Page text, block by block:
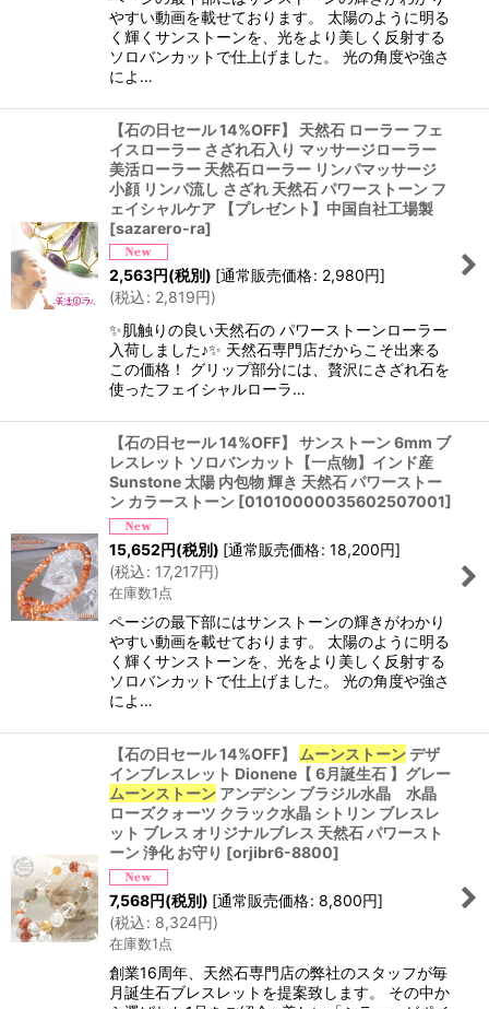
やすい動画を載せております。 太陽のように明る
く輝くサンストーンを、光をより美しく反射する
ソロバンカットで仕上げました。 光の角度や強さ
によ…
【石の日セール 14%OFF】 天然石 ローラー フェ
イスローラー さざれ石入り マッサージローラー
美活ローラー 天然石ローラー リンパマッサージ
小顔 リンパ流し さざれ 天然石 パワーストーン フ
ェイシャルケア 【プレゼント】中国自社工場製
[sazarero-ra]
2,563円(税別) [通常販売価格: 2,980円]
(税込: 2,819円)
✨肌触りの良い天然石の パワーストーンローラー
入荷しました♪✨ 天然石専門店だからこそ出来る
この価格！ グリップ部分には、贅沢にさざれ石を
使ったフェイシャルローラ…
【石の日セール 14%OFF】 サンストーン 6mm ブ
レスレット ソロバンカット【一点物】インド産
Sunstone 太陽 内包物 輝き 天然石 パワーストー
ン カラーストーン [01010000035602507001]
15,652円(税別) [通常販売価格: 18,200円]
(税込: 17,217円)
在庫数1点
ページの最下部にはサンストーンの輝きがわかり
やすい動画を載せております。 太陽のように明る
く輝くサンストーンを、光をより美しく反射する
ソロバンカットで仕上げました。 光の角度や強さ
によ…
【石の日セール 14%OFF】 ムーンストーンデザ
インブレスレット Dionene【 6月誕生石 】グレー
ムーンストーン アンデシン ブラジル水晶 水晶
ローズクォーツ クラック水晶 シトリン ブレスレ
ット ブレス オリジナルブレス 天然石 パワースト
ーン 浄化 お守り [orjibr6-8800]
7,568円(税別) [通常販売価格: 8,800円]
(税込: 8,324円)
在庫数1点
創業16周年、天然石専門店の弊社のスタッフが毎
月誕生石ブレスレットを提案致します。 その中か